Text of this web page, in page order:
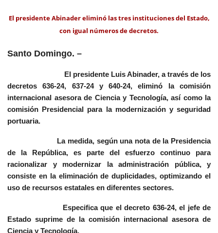
El presidente Abinader eliminó las tres instituciones del Estado,
con igual números de decretos.
Santo Domingo. –
El presidente Luis Abinader, a través de los
decretos 636-24, 637-24 y 640-24, eliminó la comisión
internacional asesora de Ciencia y Tecnología, así como la
comisión Presidencial para la modernización y seguridad
portuaria.
La medida, según una nota de la Presidencia
de la República, es parte del esfuerzo continuo para
racionalizar y modernizar la administración pública, y
consiste en la eliminación de duplicidades, optimizando el
uso de recursos estatales en diferentes sectores.
Especifica que el decreto 636-24, el jefe de
Estado suprime de la comisión internacional asesora de
Ciencia y Tecnología.